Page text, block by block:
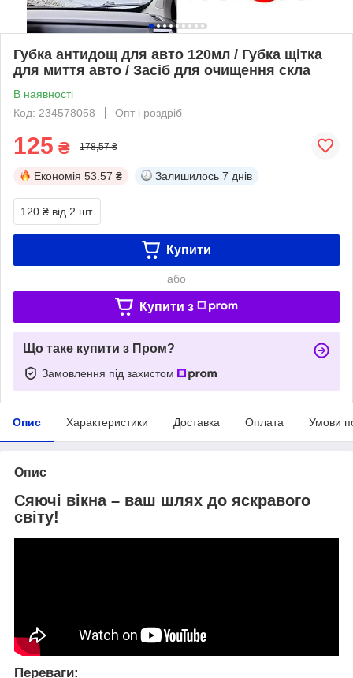
Губка антидощ для авто 120мл / Губка щітка
для миття авто / Засіб для очищення скла
В наявності
Код: 234578058
Опт і роздріб
125 ₴ 178,57 ₴
Економія 53.57 ₴ Залишилось 7 днів
120 ₴ від 2 шт.
Купити
або
Купити з
Що таке купити з Пром?
Замовлення під захистом
Опис Характеристики Доставка Оплата Умови
Опис
Сяючі вікна – ваш шлях до яскравого
світу!
Переваги: